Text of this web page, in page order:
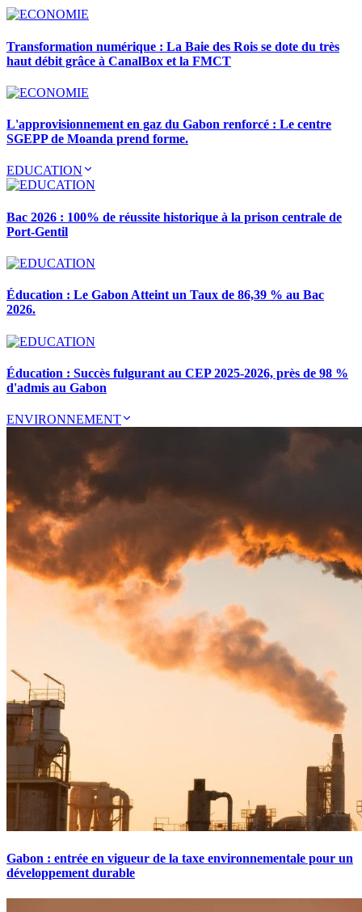
Transformation numérique : La Baie des Rois se dote du très
haut débit grâce à CanalBox et la FMCT
L'approvisionnement en gaz du Gabon renforcé : Le centre
SGEPP de Moanda prend forme.
EDUCATION
Bac 2026 : 100% de réussite historique à la prison centrale de
Port-Gentil
Éducation : Le Gabon Atteint un Taux de 86,39 % au Bac
2026.
Éducation : Succès fulgurant au CEP 2025-2026, près de 98 %
d'admis au Gabon
ENVIRONNEMENT
Gabon : entrée en vigueur de la taxe environnementale pour un
développement durable